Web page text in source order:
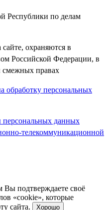
Республики по делам
охраняются в
Российской Федерации, в
смежных правах
обработку персональных
персональных данных
телекоммуникационной
Вы подтверждаете своё
«cookie», которые
сайта.
Хорошо